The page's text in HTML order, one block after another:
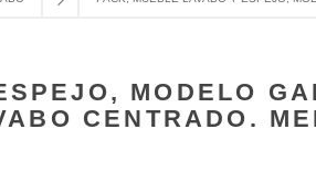
MODELO
CENTRADO.